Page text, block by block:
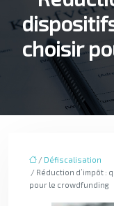
choisir
/ Défiscalisation
/ Réduction d’impôt
pour le crowdfunding